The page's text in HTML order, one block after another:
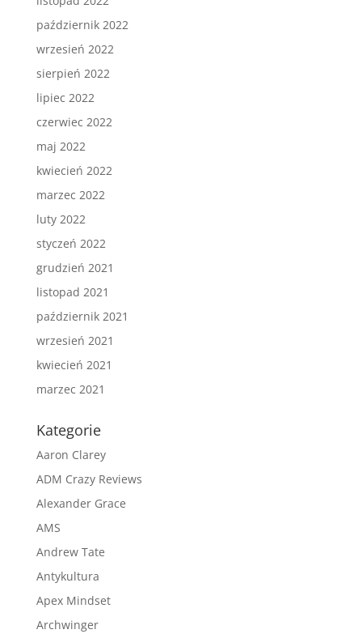
październik 2022
wrzesień 2022
sierpień 2022
lipiec 2022
czerwiec 2022
maj 2022
kwiecień 2022
marzec 2022
luty 2022
styczeń 2022
grudzień 2021
listopad 2021
październik 2021
wrzesień 2021
kwiecień 2021
marzec 2021
Kategorie
Aaron Clarey
ADM Crazy Reviews
Alexander Grace
AMS
Andrew Tate
Antykultura
Apex Mindset
Archwinger